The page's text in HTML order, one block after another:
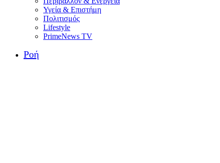
Υγεία & Επιστήμη
Πολιτισμός
Lifestyle
PrimeNews TV
Ροή